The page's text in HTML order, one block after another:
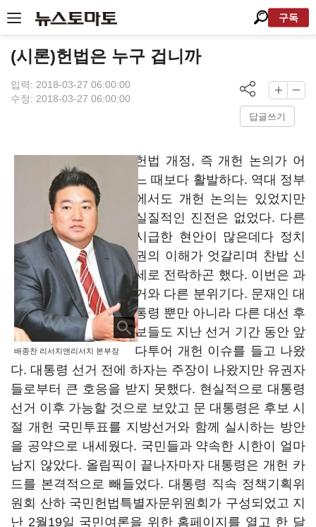
구독
(시론)헌법은 누구 겁니까
입력: 2018-03-27 06:00:00
수정: 2018-03-27 06:00:00
답글쓰기
배종찬 리서치앤리서치 본부장
헌법 개정, 즉 개헌 논의가 어
느 때보다 활발하다. 역대 정부
에서도 개헌 논의는 있었지만
실질적인 진전은 없었다. 다른
시급한 현안이 많은데다 정치
권의 이해가 엇갈리며 찬밥 신
세로 전락하곤 했다. 이번은 과
거와 다른 분위기다. 문재인 대
통령 뿐만 아니라 다른 대선 후
보들도 지난 선거 기간 동안 앞
다투어 개헌 이슈를 들고 나왔
다. 대통령 선거 전에 하자는 주장이 나왔지만 유권자
들로부터 큰 호응을 받지 못했다. 현실적으로 대통령
선거 이후 가능할 것으로 보았고 문 대통령은 후보 시
절 개헌 국민투표를 지방선거와 함께 실시하는 방안
을 공약으로 내세웠다. 국민들과 약속한 시한이 얼마
남지 않았다. 올림픽이 끝나자마자 대통령은 개헌 카
드를 본격적으로 빼들었다. 대통령 직속 정책기획위
원회 산하 국민헌법특별자문위원회가 구성되었고 지
난 2월19일 국민여론을 위한 홈페이지를 열고 한 달